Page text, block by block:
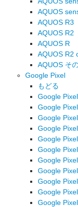
AQUOS
AQUOS R3
AQUOS R2
AQUOS R
AQUOS R2
AQUOS そ
Google Pixel
もどる
Google
Google
Google
Google
Google
Google
Google
Google
Google
Google
Google